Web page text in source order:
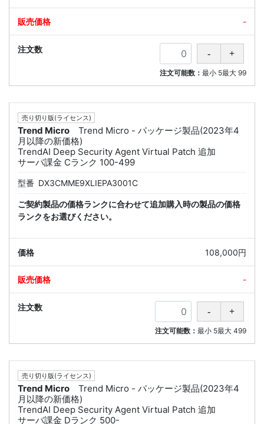
-
注文可能数： 最小 5最大 99
売り切り版(ライセンス)
Trend Micro
Trend Micro - パッケージ製品(2023年4
月以降の新価格)
TrendAI Deep Security Agent Virtual Patch 追加
サーバ課金 Cランク 100-499
型番 DX3CMME9XLIEPA3001C
ご契約製品の価格ランクに合わせて追加購入時の製品の価格
ランクをお選びください。
108,000円
-
注文可能数： 最小 5最大 499
売り切り版(ライセンス)
Trend Micro
Trend Micro - パッケージ製品(2023年4
月以降の新価格)
TrendAI Deep Security Agent Virtual Patch 追加
サーバ課金 Dランク 500-